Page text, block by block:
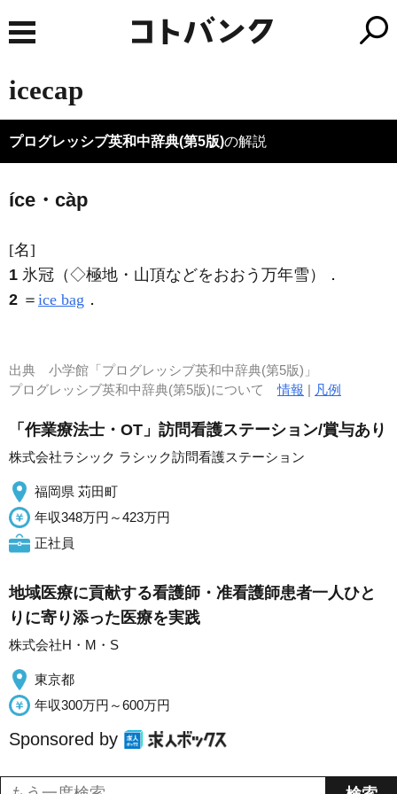
icecap
プログレッシブ英和中辞典(第5版)の解説
íce・càp
[名]
1 氷冠（◇極地・山頂などをおおう万年雪）
．
2 ＝ ice bag ．
出典 小学館「プログレッシブ英和中辞典(第5版)」
プログレッシブ英和中辞典(第5版)について情報 | 凡例
「作業療法士・OT」訪問看護ステーション/賞与あり
株式会社ラシック ラシック訪問看護ステーション
福岡県 苅田町
年収348万円～423万円
正社員
地域医療に貢献する看護師・准看護師患者一人ひと
りに寄り添った医療を実践
株式会社H・M・S
東京都
年収300万円～600万円
Sponsored by